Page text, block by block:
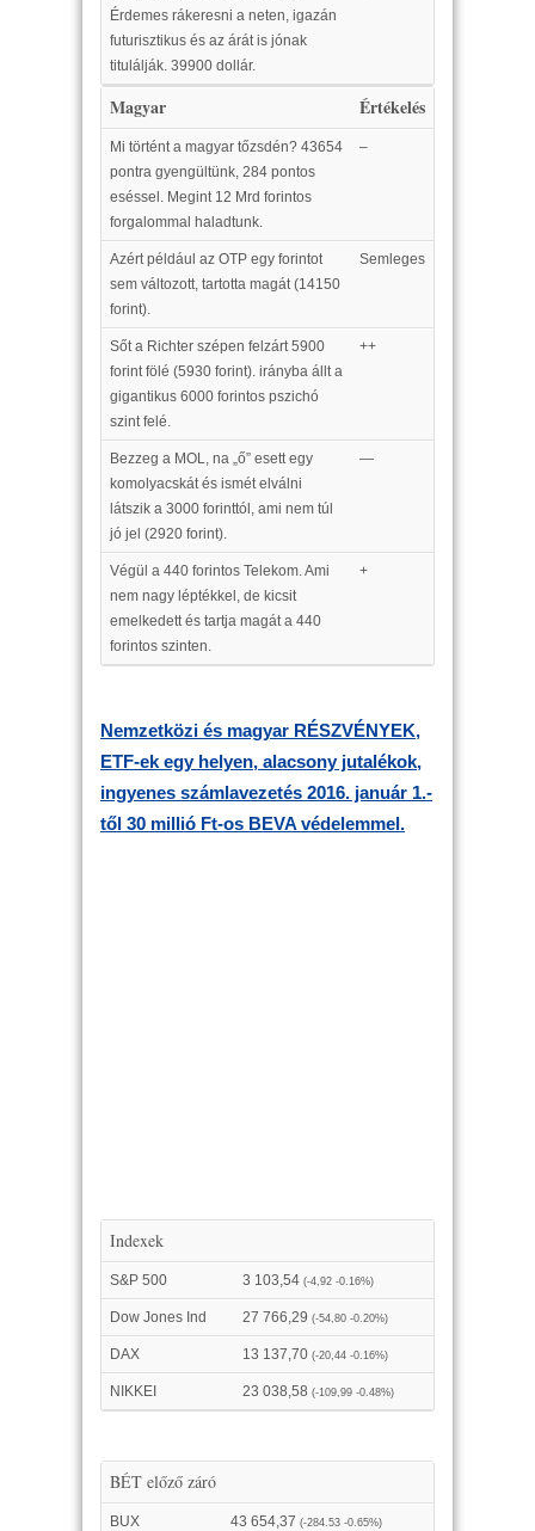
Érdemes rákeresni a neten, igazán
futurisztikus és az árát is jónak
titulálják. 39900 dollár.
Magyar Értékelés
Mi történt a magyar tőzsdén? 43654
pontra gyengültünk, 284 pontos
eséssel. Megint 12 Mrd forintos
forgalommal haladtunk.
–
Azért például az OTP egy forintot
sem változott, tartotta magát (14150
forint).
Semleges
Sőt a Richter szépen felzárt 5900
forint fölé (5930 forint). irányba állt a
gigantikus 6000 forintos pszichó
szint felé.
++
Bezzeg a MOL, na „ő” esett egy
komolyacskát és ismét elválni
látszik a 3000 forinttól, ami nem túl
jó jel (2920 forint).
—
Végül a 440 forintos Telekom. Ami
nem nagy léptékkel, de kicsit
emelkedett és tartja magát a 440
forintos szinten.
+
Nemzetközi és magyar RÉSZVÉNYEK,
ETF-ek egy helyen, alacsony jutalékok,
ingyenes számlavezetés 2016. január 1.-
től 30 millió Ft-os BEVA védelemmel.
Indexek
S&P 500 3 103,54 (-4,92 -0.16%)
Dow Jones Ind 27 766,29 (-54,80 -0.20%)
DAX 13 137,70 (-20,44 -0.16%)
NIKKEI 23 038,58 (-109,99 -0.48%)
BÉT előző záró
BUX 43 654,37 (-284.53 -0.65%)